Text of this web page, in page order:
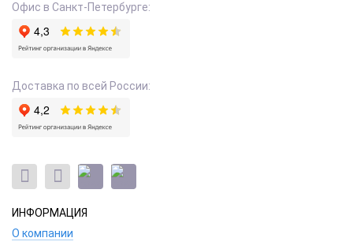
Офис в Санкт-Петербурге:
Доставка по всей России:
ИНФОРМАЦИЯ
О компании